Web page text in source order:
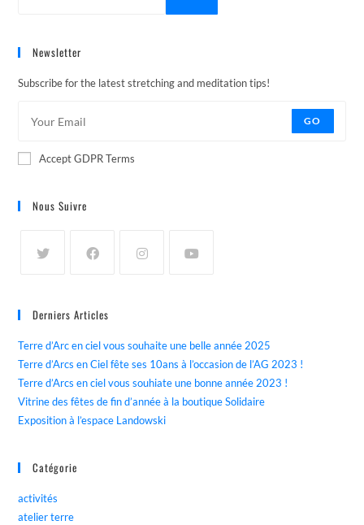
Newsletter
Subscribe for the latest stretching and meditation tips!
GO
Accept GDPR Terms
Nous Suivre
Derniers Articles
Terre d’Arc en ciel vous souhaite une belle année 2025
Terre d’Arcs en Ciel fête ses 10ans à l’occasion de l’AG 2023 !
Terre d’Arcs en ciel vous souhiate une bonne année 2023 !
Vitrine des fêtes de fin d’année à la boutique Solidaire
Exposition à l’espace Landowski
Catégorie
activités
atelier terre